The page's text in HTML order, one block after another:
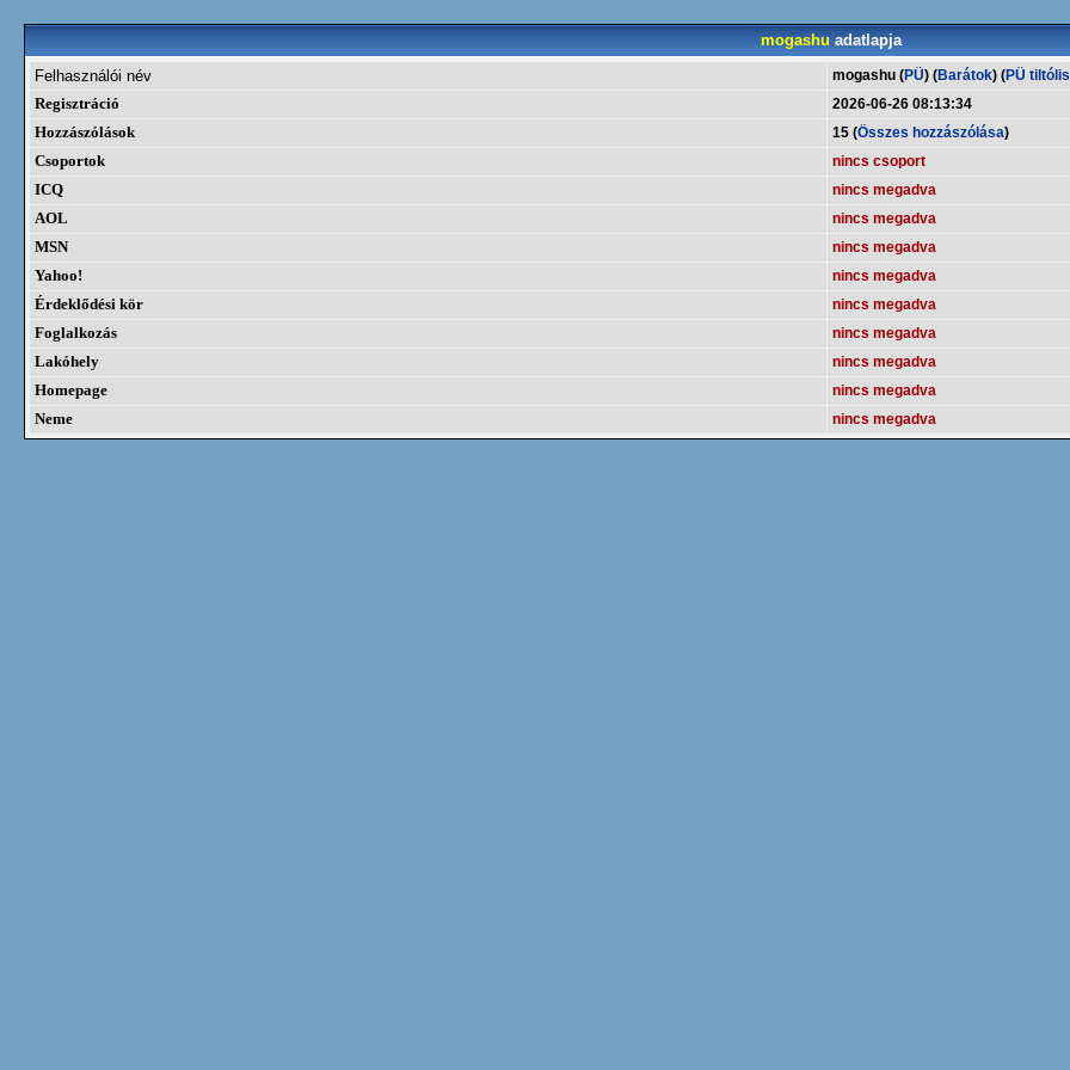
mogashu adatlapja
Felhasználói név
mogashu (PÜ) (Barátok) (PÜ
Regisztráció
2026-06-26 08:13:34
Hozzászólások
15 (Összes hozzászólása)
Csoportok
nincs csoport
ICQ
nincs megadva
AOL
nincs megadva
MSN
nincs megadva
Yahoo!
nincs megadva
Érdeklődési kör
nincs megadva
Foglalkozás
nincs megadva
Lakóhely
nincs megadva
Homepage
nincs megadva
Neme
nincs megadva